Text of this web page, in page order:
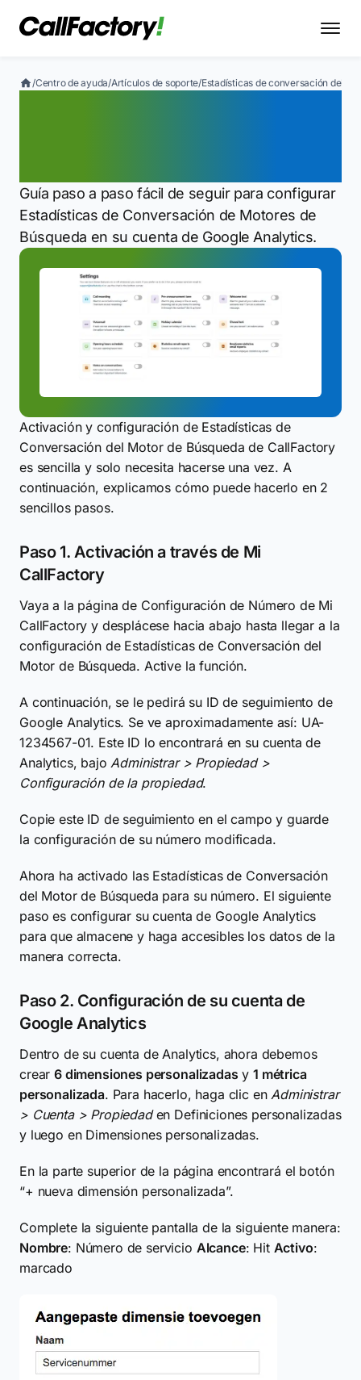
/Centro de ayuda/Artículos de soporte/Estadísticas de conversación del
Guía paso a paso fácil de seguir para configurar
Estadísticas de Conversación de Motores de
Búsqueda en su cuenta de Google Analytics.
Activación y configuración de Estadísticas de
Conversación del Motor de Búsqueda de CallFactory
es sencilla y solo necesita hacerse una vez. A
continuación, explicamos cómo puede hacerlo en 2
sencillos pasos.
Paso 1. Activación a través de Mi
CallFactory
Vaya a la página de Configuración de Número de Mi
CallFactory y desplácese hacia abajo hasta llegar a la
configuración de Estadísticas de Conversación del
Motor de Búsqueda. Active la función.
A continuación, se le pedirá su ID de seguimiento de
Google Analytics. Se ve aproximadamente así: UA-
1234567-01. Este ID lo encontrará en su cuenta de
Analytics, bajo Administrar > Propiedad >
Configuración de la propiedad.
Copie este ID de seguimiento en el campo y guarde
la configuración de su número modificada.
Ahora ha activado las Estadísticas de Conversación
del Motor de Búsqueda para su número. El siguiente
paso es configurar su cuenta de Google Analytics
para que almacene y haga accesibles los datos de la
manera correcta.
Paso 2. Configuración de su cuenta de
Google Analytics
Dentro de su cuenta de Analytics, ahora debemos
crear6 dimensiones personalizadas y1 métrica
personalizada. Para hacerlo, haga clic en Administrar
> Cuenta > Propiedaden Definiciones personalizadas
y luego en Dimensiones personalizadas.
En la parte superior de la página encontrará el botón
“+ nueva dimensión personalizada”.
Complete la siguiente pantalla de la siguiente manera:
Nombre: Número de servicio Alcance: Hit Activo:
marcado